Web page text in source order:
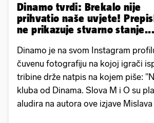
Dinamo tvrdi: Brekalo nije
prihvatio naše uvjete!
ne prikazuje stvarno stanje...
Dinamo je na svom Instagram
čuvenu fotografiju na kojoj igrači
tribine drže natpis na kojem piše:
kluba od Dinama. Slova M i O su
aludira na autora ove izjave